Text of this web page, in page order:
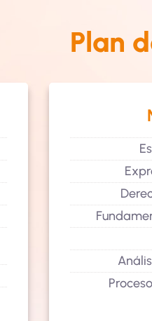
Plan